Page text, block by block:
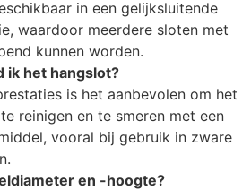
in een gelijksluitende
waardoor meerdere sloten met
kunnen worden.
ik het hangslot?
is het aanbevolen om het
reinigen en te smeren met een
vooral bij gebruik in zware
en -hoogte?